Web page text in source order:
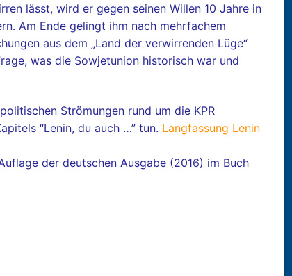
lässt, wird er gegen seinen Willen 10 Jahre in
Am Ende gelingt ihm nach mehrfachem
aus dem „Land der verwirrenden Lüge“
was die Sowjetunion historisch war und
Strömungen rund um die KPR
“Lenin, du auch …” tun. Langfassung Lenin
der deutschen Ausgabe (2016) im Buch